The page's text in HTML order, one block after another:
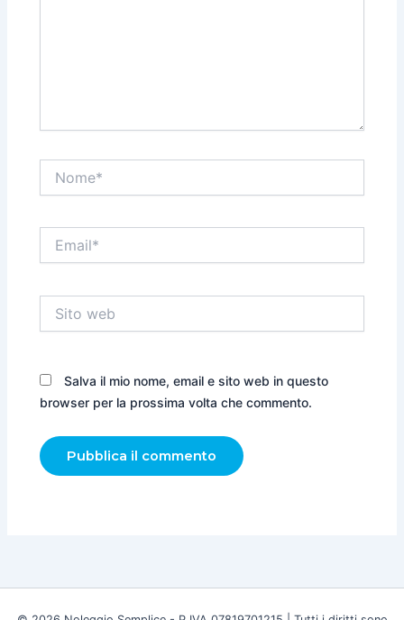
web
Salva il mio nome, email e sito web in questo
browser per la prossima volta che commento.